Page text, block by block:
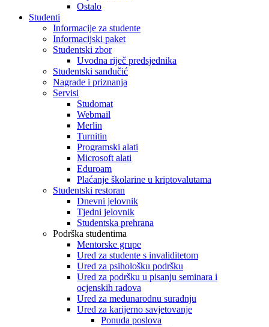
Ostalo
Studenti
Informacije za studente
Informacijski paket
Studentski zbor
Uvodna riječ predsjednika
Studentski sandučić
Nagrade i priznanja
Servisi
Studomat
Webmail
Merlin
Turnitin
Programski alati
Microsoft alati
Eduroam
Plaćanje školarine u kriptovalutama
Studentski restoran
Dnevni jelovnik
Tjedni jelovnik
Studentska prehrana
Podrška studentima
Mentorske grupe
Ured za studente s invaliditetom
Ured za psihološku podršku
Ured za podršku u pisanju seminara i
ocjenskih radova
Ured za međunarodnu suradnju
Ured za karijerno savjetovanje
Ponuda poslova